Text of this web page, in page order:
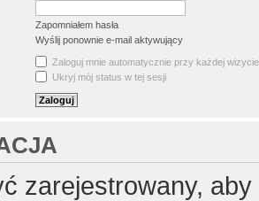
Zapomniałem hasła
Wyślij ponownie e-mail aktywujący
Zaloguj mnie automatycznie przy każdej wizycie
Ukryj mój status w tej sesji
zarejestrowany,